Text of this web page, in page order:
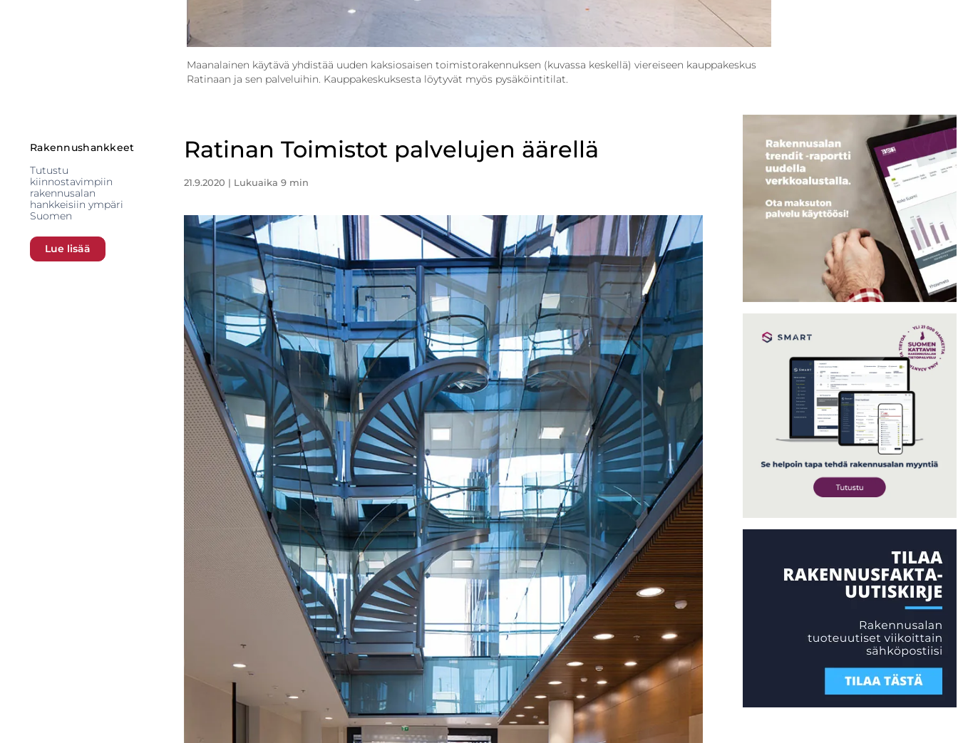
Maanalainen käytävä yhdistää uuden kaksiosaisen toimisto­rakennuksen (kuvassa keskellä) viereiseen kauppakeskus
Ratinaan ja sen palveluihin. Kauppa­keskuksesta löytyvät myös pysäköintitilat.
Rakennushankkeet
Tutustu
kiinnostavimpiin
rakennusalan
hankkeisiin ympäri
Suomen
Lue lisää
Ratinan Toimistot palvelujen äärellä
21.9.2020 | Lukuaika 9 min